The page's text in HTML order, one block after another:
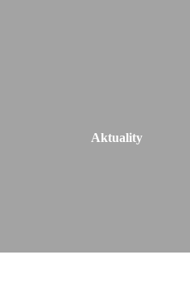
Aktuality